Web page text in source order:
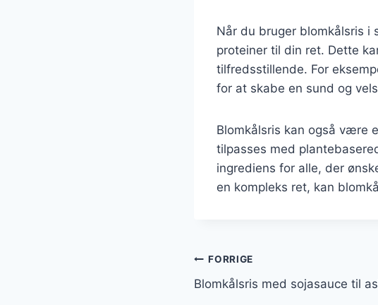
Når du bruger blomkålsris i
proteiner til din ret. Dette
tilfredsstillende. For
for at skabe en sund og
Blomkålsris kan også være
tilpasses med
ingrediens for alle, der
en kompleks ret, kan
Indlægsnavigation
FORRIGE
Blomkålsris med sojasauce til